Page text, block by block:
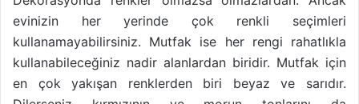
evinizin her yerinde çok renkli seçimleri
kullanamayabilirsiniz. Mutfak ise her rengi rahatlıkla
kullanabileceğiniz nadir alanlardan biridir. Mutfak için
en çok yakışan renklerden biri beyaz ve sarıdır.